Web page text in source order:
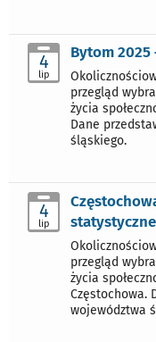
4
lip
Bytom
przegląd
życia
Dane
śląskiego.
4
lip
statystyczne
przegląd
życia
Częstochowa.
województwa